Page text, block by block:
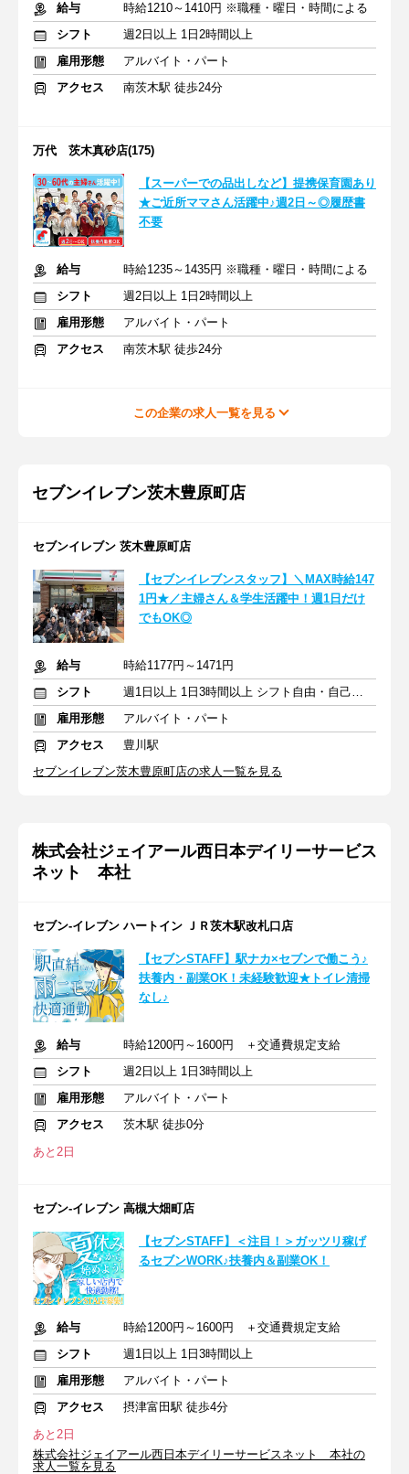
給与
時給1210～1410円 ※職種・曜日・時間による
シフト
週2日以上 1日2時間以上
雇用形態
アルバイト・パート
アクセス
南茨木駅 徒歩24分
万代 茨木真砂店(175)
【スーパーでの品出しなど】提携保育園あり
★ご近所ママさん活躍中♪週2日～◎履歴書
不要
給与
時給1235～1435円 ※職種・曜日・時間による
シフト
週2日以上 1日2時間以上
雇用形態
アルバイト・パート
アクセス
南茨木駅 徒歩24分
この企業の求人一覧を見る
セブンイレブン茨木豊原町店
セブンイレブン 茨木豊原町店
【セブンイレブンスタッフ】＼MAX時給147
1円★／主婦さん＆学生活躍中！週1日だけ
でもOK◎
給与
時給1177円～1471円
シフト
週1日以上 1日3時間以上 シフト自由・自己申告
雇用形態
アルバイト・パート
アクセス
豊川駅
セブンイレブン茨木豊原町店の求人一覧を見る
株式会社ジェイアール西日本デイリーサービス
ネット 本社
セブン-イレブン ハートイン ＪＲ茨木駅改札口店
【セブンSTAFF】駅ナカ×セブンで働こう♪
扶養内・副業OK！未経験歓迎★トイレ清掃
なし♪
給与
時給1200円～1600円 ＋交通費規定支給
シフト
週2日以上 1日3時間以上
雇用形態
アルバイト・パート
アクセス
茨木駅 徒歩0分
あと2日
セブン-イレブン 高槻大畑町店
【セブンSTAFF】＜注目！＞ガッツリ稼げ
るセブンWORK♪扶養内＆副業OK！
給与
時給1200円～1600円 ＋交通費規定支給
シフト
週1日以上 1日3時間以上
雇用形態
アルバイト・パート
アクセス
摂津富田駅 徒歩4分
あと2日
株式会社ジェイアール西日本デイリーサービスネット 本社の
求人一覧を見る